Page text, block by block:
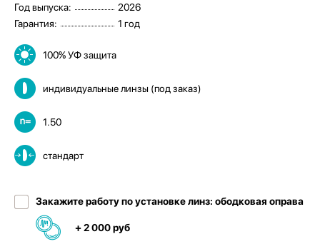
Год выпуска:
2026
Гарантия:
1 год
100% УФ защита
индивидуальные линзы (под заказ)
1.50
стандарт
Закажите работу по установке линз: ободковая оправа
+ 2 000 руб